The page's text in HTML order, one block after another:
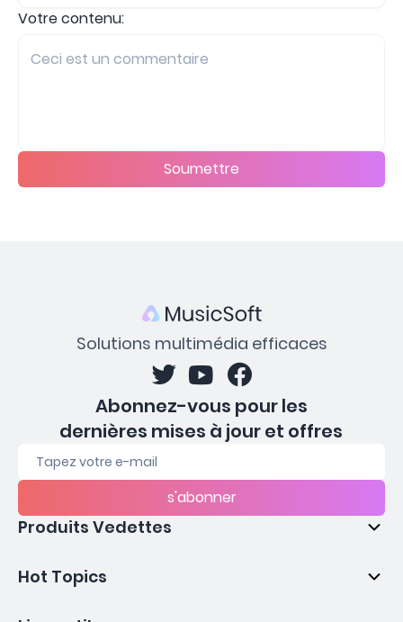
Votre contenu:
Soumettre
Solutions multimédia efficaces
Abonnez-vous pour les
dernières mises à jour et offres
s'abonner
Produits Vedettes
Hot Topics